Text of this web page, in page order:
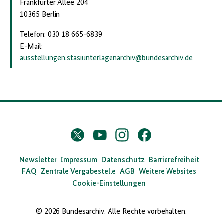
Frankfurter Allee 204
10365 Berlin
Telefon: 030 18 665-6839
E-Mail:
ausstellungen.stasiunterlagenarchiv@bundesarchiv.de
D
s
B
Twitter
X
YouTubeInstagramFacebook
Newsletter Impressum Datenschutz
Barrierefreiheit
FAQ Zentrale Vergabestelle AGB Weitere Websites
Cookie-Einstellungen
© 2026 Bundesarchiv. Alle Rechte vorbehalten.